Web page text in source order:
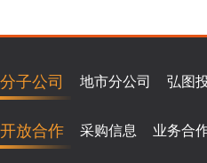
分子公司 地市分公司 弘图
开放合作 采购信息 业务合